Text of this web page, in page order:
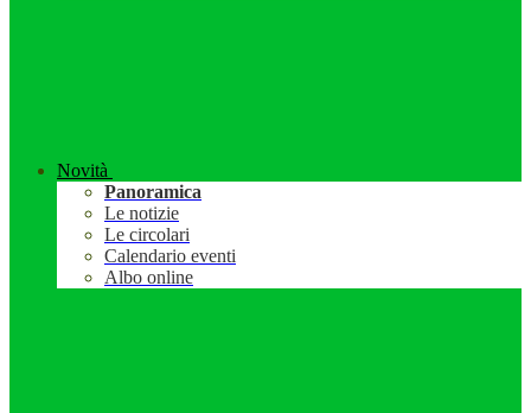
Novità
Panoramica
Le notizie
Le circolari
Calendario eventi
Albo online